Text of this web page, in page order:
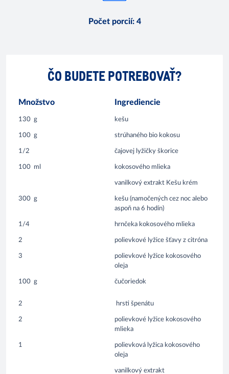
Počet porcií: 4
ČO BUDETE POTREBOVAŤ?
Množstvo Ingrediencie
130 g kešu
100 g strúhaného bio kokosu
1/2 čajovej lyžičky škorice
100 ml kokosového mlieka
vanilkový extrakt Kešu krém
300 g
kešu (namočených cez noc alebo
aspoň na 6 hodín)
1/4 hrnčeka kokosového mlieka
2 polievkové lyžice šťavy z citróna
3
polievkové lyžice kokosového
oleja
100 g čučoriedok
2 hrsti špenátu
2
polievkové lyžice kokosového
mlieka
1
polievková lyžica kokosového
oleja
vanilkový extrakt